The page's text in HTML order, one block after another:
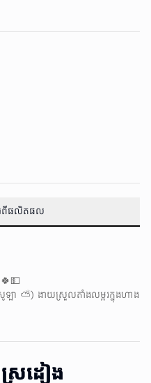
ពីផលិតផល
ា ⛅️) ងាយស្រួលតាំងលម្អរក្នុងហាង
រដៀង